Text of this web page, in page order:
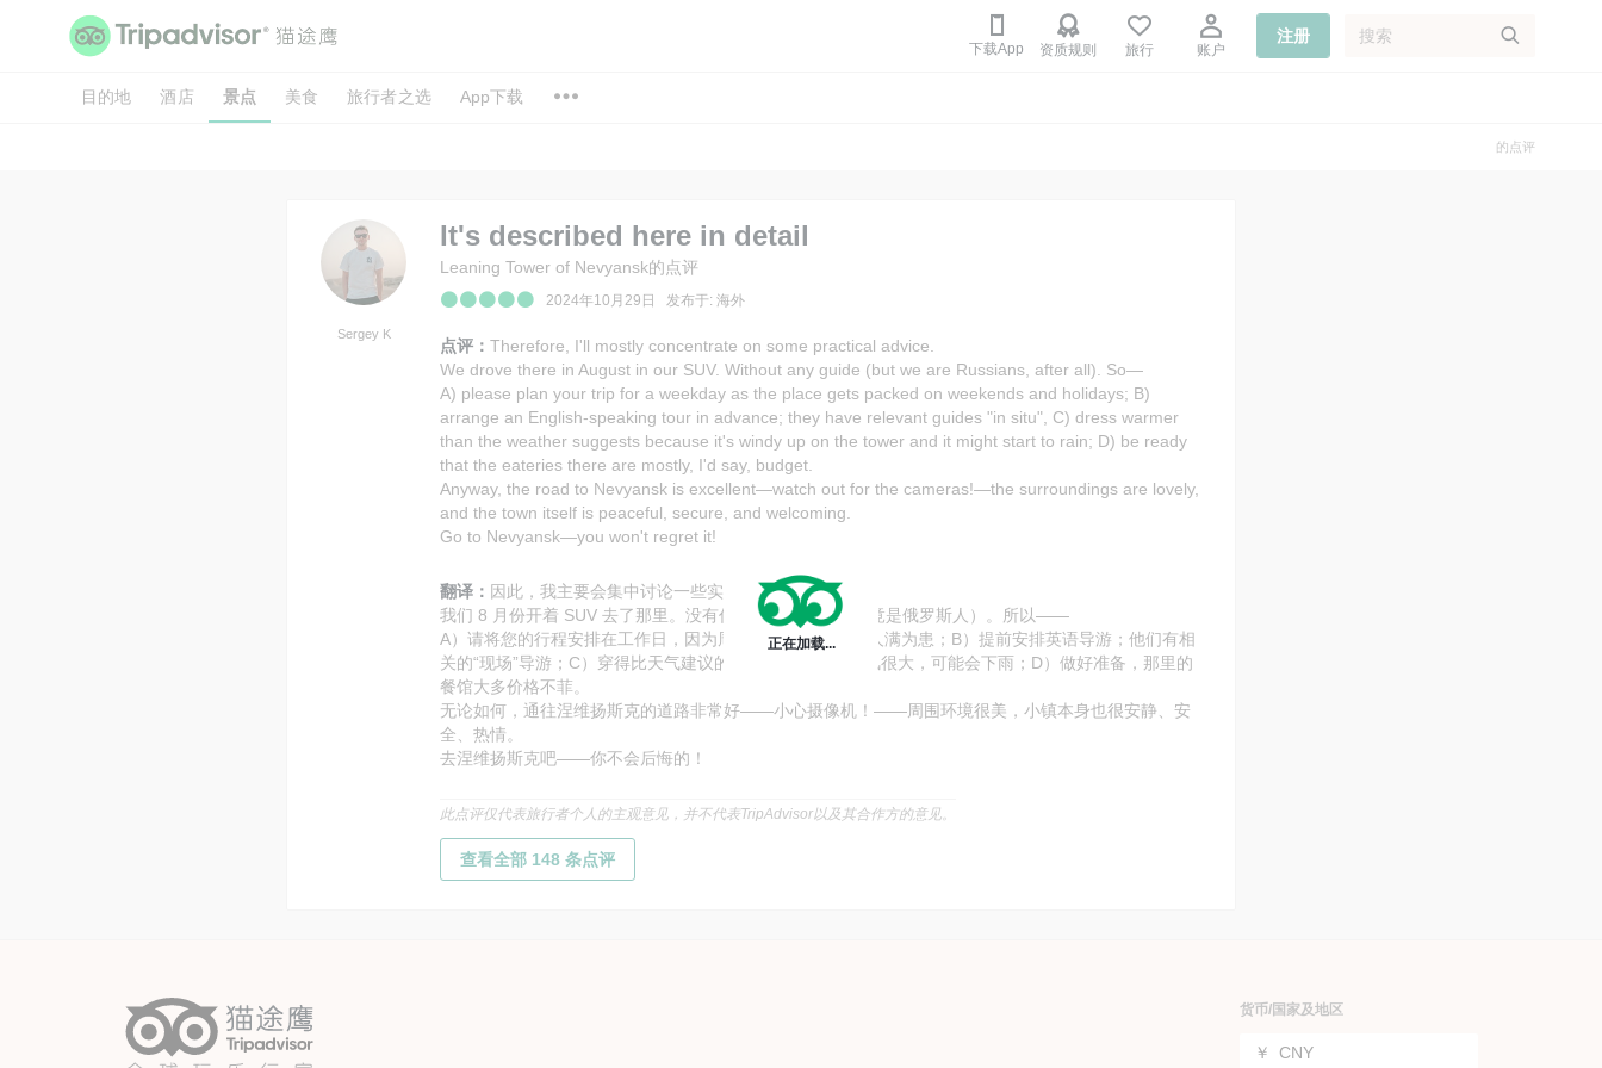

下载App

资质规则 旅行 账户
注册
目的地 酒店 景点 美食 旅行者之选 App下载
的点评
Sergey K
It's described here in detail
Leaning Tower of Nevyansk的点评
2024年10月29日 发布于:海外
点评：Therefore, I'll mostly concentrate on some practical advice.
We drove there in August in our SUV. Without any guide (but we are Russians, after all). So—
A) please plan your trip for a weekday as the place gets packed on weekends and holidays; B)
arrange an English-speaking tour in advance; they have relevant guides "in situ", C) dress warmer
than the weather suggests because it's windy up on the tower and it might start to rain; D) be ready
that the eateries there are mostly, I'd say, budget.
Anyway, the road to Nevyansk is excellent—watch out for the cameras!—the surroundings are lovely,
and the town itself is peaceful, secure, and welcoming.
Go to Nevyansk—you won't regret it!
翻译： 因此，我主要会集中讨论一些实用建议。
我们 8 月份开着 SUV 去了那里。没有任何导游（但我们毕竟是俄罗斯人）。所以——
A）请将您的行程安排在工作日，因为周末和节假日这里会人满为患；B）提前安排英语导游；他们有相
关的“现场”导游；C）穿得比天气建议的要暖和，因为塔上风很大，可能会下雨；D）做好准备，那里的
餐馆大多价格不菲。
无论如何，通往涅维扬斯克的道路非常好——小心摄像机！——周围环境很美，小镇本身也很安静、安
全、热情。
去涅维扬斯克吧——你不会后悔的！
此点评仅代表旅行者个人的主观意见，并不代表TripAdvisor以及其合作方的意见。
查看全部 148 条点评
货币/国家及地区
￥ CNY
正在加载...